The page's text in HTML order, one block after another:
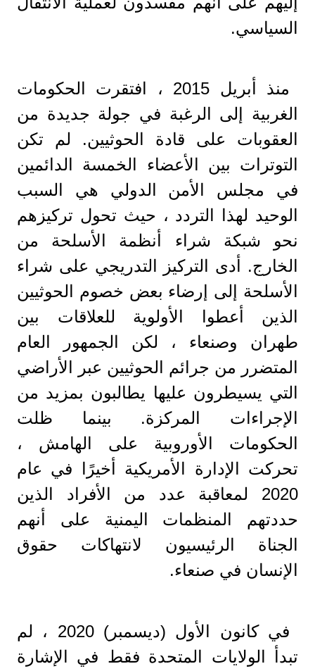
السياسي.
منذ أبريل 2015 ، افتقرت الحكومات
الغربية إلى الرغبة في جولة جديدة من
العقوبات على قادة الحوثيين. لم تكن
التوترات بين الأعضاء الخمسة الدائمين
في مجلس الأمن الدولي هي السبب
الوحيد لهذا التردد ، حيث تحول تركيزهم
نحو شبكة شراء أنظمة الأسلحة من
الخارج. أدى التركيز التدريجي على شراء
الأسلحة إلى إرضاء بعض خصوم الحوثيين
الذين أعطوا الأولوية للعلاقات بين
طهران وصنعاء ، لكن الجمهور العام
المتضرر من جرائم الحوثيين عبر الأراضي
التي يسيطرون عليها يطالبون بمزيد من
الإجراءات المركزة. بينما ظلت
الحكومات الأوروبية على الهامش ،
تحركت الإدارة الأمريكية أخيرًا في عام
2020 لمعاقبة عدد من الأفراد الذين
حددتهم المنظمات اليمنية على أنهم
الجناة الرئيسيون لانتهاكات حقوق
الإنسان في صنعاء.
في كانون الأول (ديسمبر) 2020 ، لم
تبدأ الولايات المتحدة فقط في الإشارة